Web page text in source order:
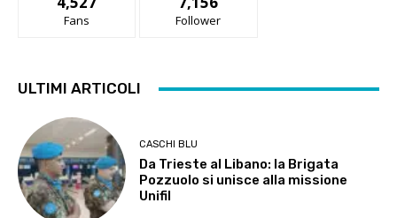
Fans Follower
ULTIMI ARTICOLI
CASCHI BLU
Da Trieste al Libano: la Brigata
Pozzuolo si unisce alla missione
Unifil